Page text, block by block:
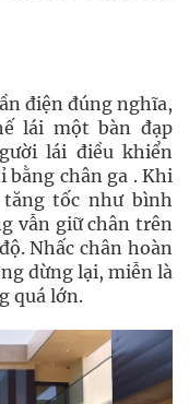
điện đúng nghĩa,
lái một bàn đạp
lái điều khiển
bằng chân ga . Khi
tốc như bình
vẫn giữ chân trên
Nhấc chân hoàn
dừng lại, miễn là
quá lớn.